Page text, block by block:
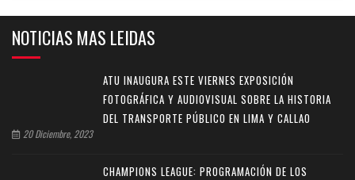
NOTICIAS MAS LEIDAS
ATU INAUGURA ESTE VIERNES EXPOSICIÓN
FOTOGRÁFICA Y AUDIOVISUAL SOBRE LA HISTORIA
DEL TRANSPORTE PÚBLICO EN LIMA Y CALLAO
20 Diciembre, 2023
CHAMPIONS LEAGUE: PROGRAMACIÓN DE LOS